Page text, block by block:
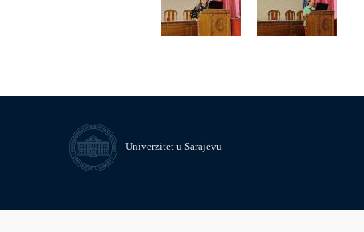
Univerzitet u Sarajevu